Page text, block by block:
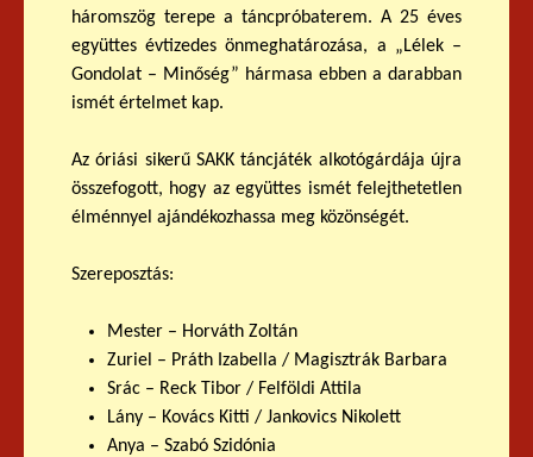
háromszög terepe a táncpróbaterem. A 25 éves
együttes évtizedes önmeghatározása, a „Lélek –
Gondolat – Minőség” hármasa ebben a darabban
ismét értelmet kap.
Az óriási sikerű SAKK táncjáték alkotógárdája újra
összefogott, hogy az együttes ismét felejthetetlen
élménnyel ajándékozhassa meg közönségét.
Szereposztás:
Mester – Horváth Zoltán
Zuriel – Práth Izabella / Magisztrák Barbara
Srác – Reck Tibor / Felföldi Attila
Lány – Kovács Kitti / Jankovics Nikolett
Anya – Szabó Szidónia